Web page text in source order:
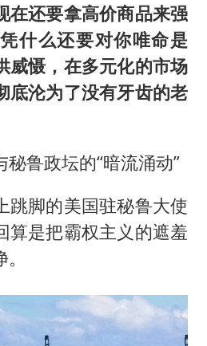
在还要拿高价商品来强
什么还要对你唯命是
威慑，在多元化的市场
底沦为了没有牙齿的老
鲁政坛的“暗流涌动”
跳脚的美国驻秘鲁大使
算是把霸权主义的遮羞